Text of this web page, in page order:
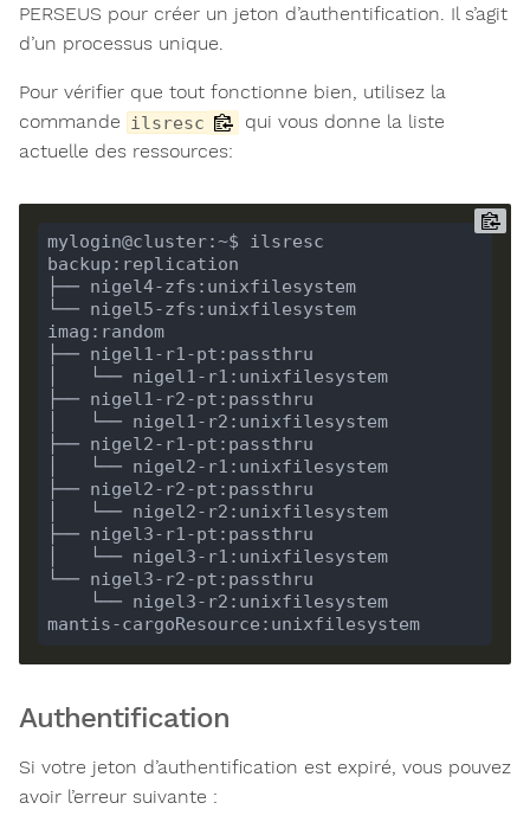
PERSEUS pour créer un jeton d’authentification. Il s’agit
d’un processus unique.
Pour vérifier que tout fonctionne bien, utilisez la
commande
ilsresc
qui vous donne la liste
actuelle des ressources:
├── nigel4-zfs:unixfilesystem
└── nigel5-zfs:unixfilesystem
imag:random
│   └── nigel1-r1:unixfilesystem
│   └── nigel1-r2:unixfilesystem
│   └── nigel2-r1:unixfilesystem
│   └── nigel2-r2:unixfilesystem
│   └── nigel3-r1:unixfilesystem
    └── nigel3-r2:unixfilesystem
mantis-cargoResource:unixfilesystem
Authentification
Si votre jeton d’authentification est expiré, vous pouvez
avoir l’erreur suivante :